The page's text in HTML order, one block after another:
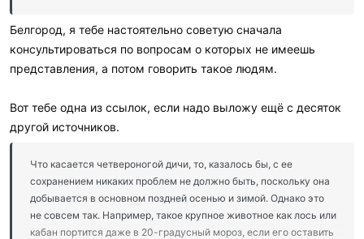
Белгород, я тебе настоятельно советую сначала
консультироваться по вопросам о которых не имеешь
представления, а потом говорить такое людям.
Вот тебе одна из ссылок, если надо выложу ещё с десяток
другой источников.
Что касается четвероногой дичи, то, казалось бы, с ее
сохранением никаких проблем не должно быть, поскольку она
добывается в основном поздней осенью и зимой. Однако это
не совсем так. Например, такое крупное животное как лось или
кабан портится даже в 20-градусный мороз, если его оставить